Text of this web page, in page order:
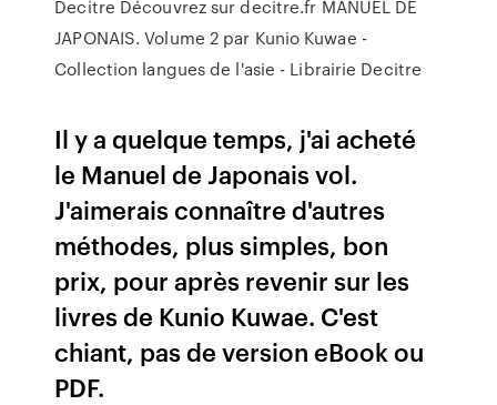
Decitre Découvrez sur decitre.fr MANUEL DE
JAPONAIS. Volume 2 par Kunio Kuwae -
Collection langues de l'asie - Librairie Decitre
Il y a quelque temps, j'ai acheté
le Manuel de Japonais vol.
J'aimerais connaître d'autres
méthodes, plus simples, bon
prix, pour après revenir sur les
livres de Kunio Kuwae. C'est
chiant, pas de version eBook ou
PDF.